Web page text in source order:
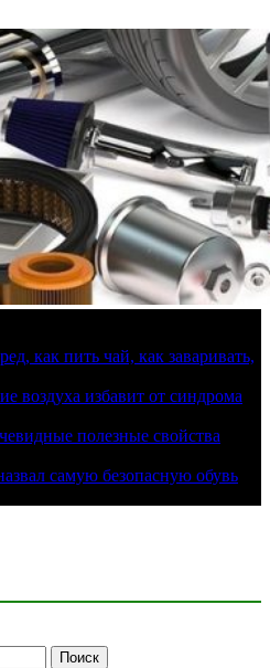
как пить чай, как заваривать,
воздуха избавит от синдрома
полезные свойства
самую безопасную обувь